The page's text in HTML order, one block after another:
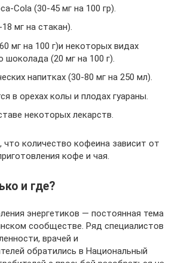
Cola (30-45 мг на 100 гр).
мг на стакан).
мг на 100 г)и некоторых видах
шоколада (20 мг на 100 г).
напитках (30-80 мг на 250 мл).
в орехах колы и плодах гуараны.
некоторых лекарств.
количество кофеина зависит от
кофе и чая.
и где?
энергетиков — постоянная тема
сообществе. Ряд специалистов
врачей и
обратились в Национальный